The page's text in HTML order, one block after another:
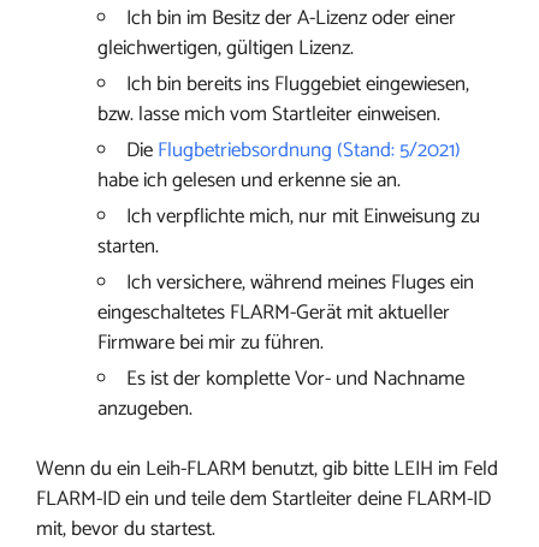
Ich bin im Besitz der A-Lizenz oder einer
gleichwertigen, gültigen Lizenz.
Ich bin bereits ins Fluggebiet eingewiesen,
bzw. lasse mich vom Startleiter einweisen.
DieFlugbetriebsordnung (Stand: 5/2021)
habe ich gelesen und erkenne sie an.
Ich verpflichte mich, nur mit Einweisung zu
starten.
Ich versichere, während meines Fluges ein
eingeschaltetes FLARM-Gerät mit aktueller
Firmware bei mir zu führen.
Es ist der komplette Vor- und Nachname
anzugeben.
Wenn du ein Leih-FLARM benutzt, gib bitte LEIH im Feld
FLARM-ID ein und teile dem Startleiter deine FLARM-ID
mit, bevor du startest.